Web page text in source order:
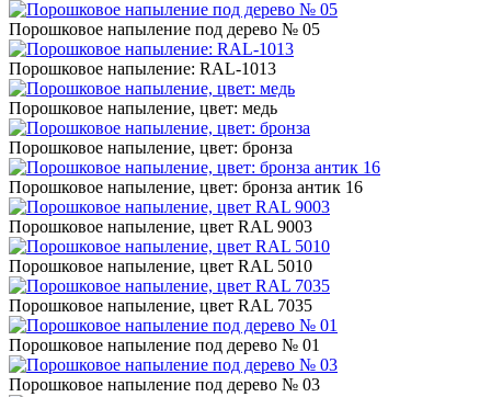
Порошковое напыление под дерево № 05
Порошковое напыление: RAL-1013
Порошковое напыление, цвет: медь
Порошковое напыление, цвет: бронза
Порошковое напыление, цвет: бронза антик 16
Порошковое напыление, цвет RAL 9003
Порошковое напыление, цвет RAL 5010
Порошковое напыление, цвет RAL 7035
Порошковое напыление под дерево № 01
Порошковое напыление под дерево № 03